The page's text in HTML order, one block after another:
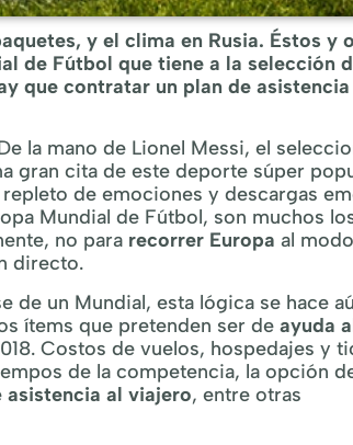
y el clima en Rusia. Éstos y
de Fútbol que tiene a la selección
que contratar un plan de asistencia
la mano de Lionel Messi, el
gran cita de este deporte súper
de emociones y descargas
Mundial de Fútbol, son muchos
no para recorrer Europa al modo
directo.
un Mundial, esta lógica se hace
ítems que pretenden ser de ayuda
Costos de vuelos, hospedajes y
de la competencia, la opción
asistencia al viajero, entre otras